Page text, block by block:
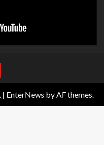
| EnterNews by AF themes.